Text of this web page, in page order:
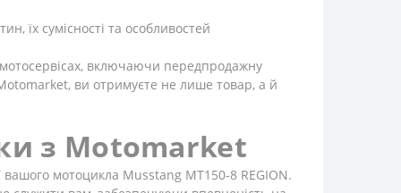
їх сумісності та особливостей
включаючи передпродажну
ви отримуєте не лише товар, а й
з Motomarket
вашого мотоцикла Musstang MT150-8 REGION.